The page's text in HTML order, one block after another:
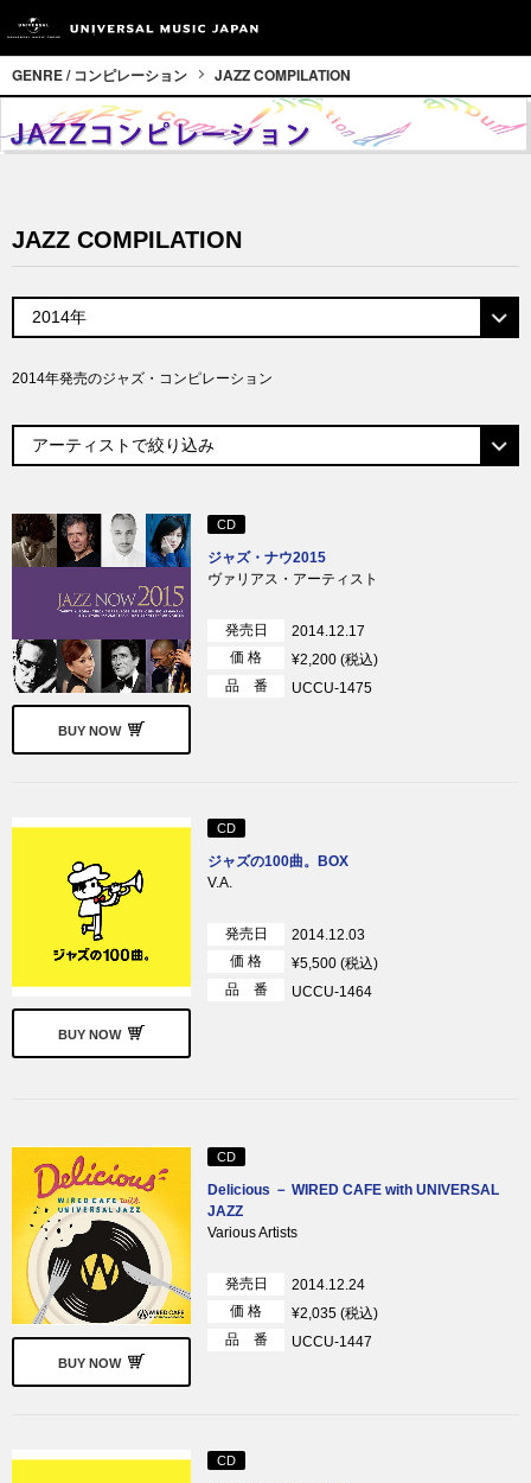
GENRE / コンピレーション JAZZ COMPILATION
JAZZ COMPILATION
2014年発売のジャズ・コンピレーション
BUY NOW
CD
ジャズ・ナウ2015
ヴァリアス・アーティスト
発売日
2014.12.17
価 格
¥2,200 (税込)
品 番
UCCU-1475
BUY NOW
CD
ジャズの100曲。BOX
V.A.
発売日
2014.12.03
価 格
¥5,500 (税込)
品 番
UCCU-1464
BUY NOW
CD
Delicious － WIRED CAFE with UNIVERSAL
JAZZ
Various Artists
発売日
2014.12.24
価 格
¥2,035 (税込)
品 番
UCCU-1447
CD